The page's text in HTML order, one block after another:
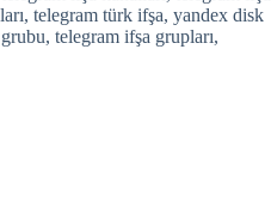
telegram türk ifşa, yandex disk
telegram ifşa grupları,